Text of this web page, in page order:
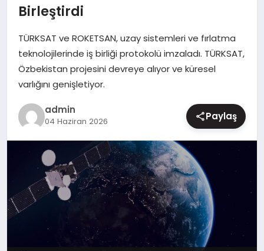
SAĞLIK
DÜNYA
MAGAZIN
Birleştirdi
TÜRKSAT ve ROKETSAN, uzay sistemleri ve fırlatma
teknolojilerinde iş birliği protokolü imzaladı. TÜRKSAT,
Özbekistan projesini devreye alıyor ve küresel
varlığını genişletiyor.
admin
04 Haziran 2026 Paylaş